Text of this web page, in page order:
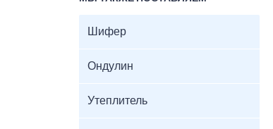
Шифер
Ондулин
Утеплитель